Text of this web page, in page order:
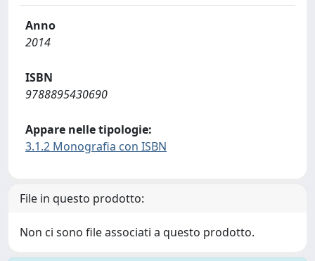
Anno
2014
ISBN
9788895430690
Appare nelle tipologie:
3.1.2 Monografia con ISBN
File in questo prodotto:
Non ci sono file associati a questo prodotto.